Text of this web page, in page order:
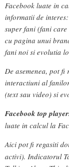
Facebook luate in
informatii de
super fani (fani
cu pagina unui
fani noi si evolutia
De asemenea, pot
interactiuni al
(text sau video) si
Facebook top
luate in calcul la
Aici pot fi regasiti
activi). Indicatorul